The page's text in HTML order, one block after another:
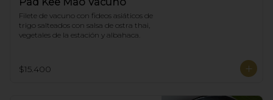
Filete de vacuno con fideos asiáticos de
trigo salteados con salsa de ostra thai,
vegetales de la estación y albahaca.
$15.400